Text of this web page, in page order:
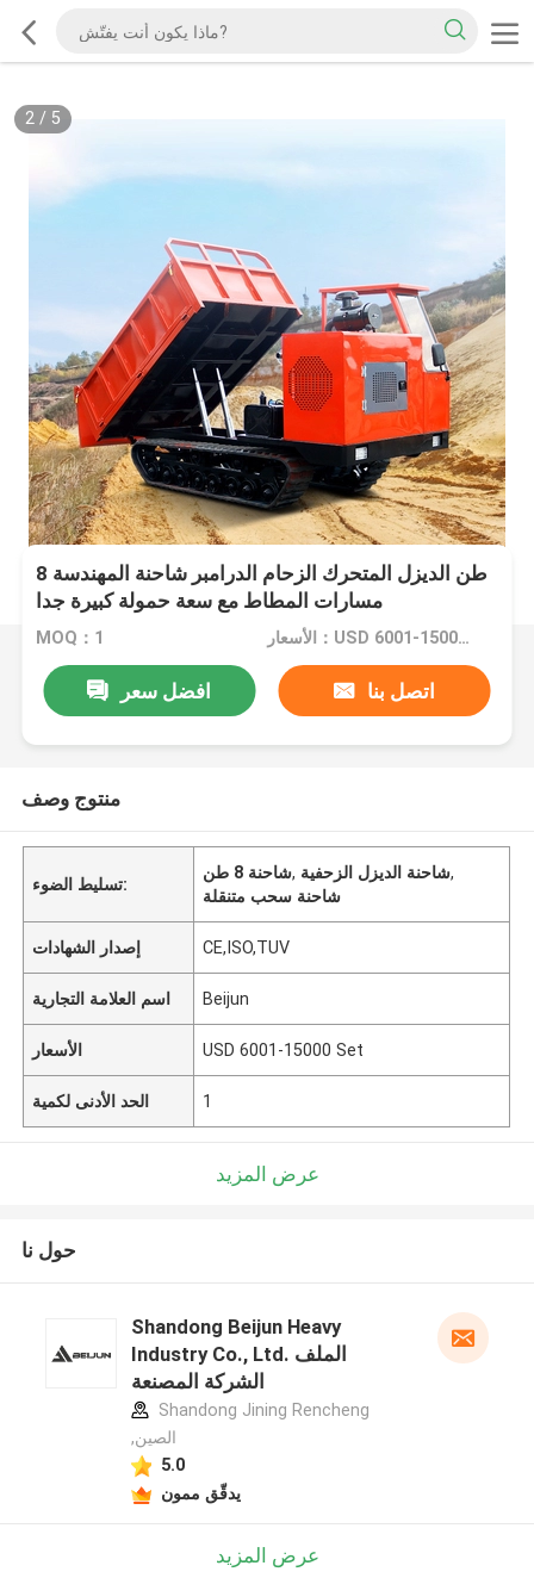
2/ 5
8 طن الديزل المتحرك الزحام الدرامبر شاحنة المهندسة
مسارات المطاط مع سعة حمولة كبيرة جدا
MOQ：1 الأسعار：USD 6001-15000 Set
افضل سعر اتصل بنا
منتوج وصف
تسليط الضوء:
شاحنة 8 طن, شاحنة الديزل الزحفية,
شاحنة سحب متنقلة
إصدار الشهادات CE,ISO,TUV
اسم العلامة التجارية Beijun
الأسعار USD 6001-15000 Set
الحد الأدنى لكمية 1
عرض المزيد
حول نا
Shandong Beijun Heavy
Industry Co., Ltd. الملف
الشركة المصنعة
Shandong Jining Rencheng
,الصين
5.0
يدقّق ممون
عرض المزيد